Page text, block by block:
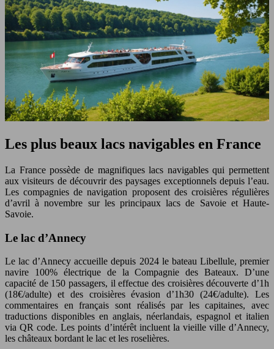
Les plus beaux lacs navigables en France
La France possède de magnifiques lacs navigables qui permettent
aux visiteurs de découvrir des paysages exceptionnels depuis l’eau.
Les compagnies de navigation proposent des croisières régulières
d’avril à novembre sur les principaux lacs de Savoie et Haute-
Savoie.
Le lac d’Annecy
Le lac d’Annecy accueille depuis 2024 le bateau Libellule, premier
navire 100% électrique de la Compagnie des Bateaux. D’une
capacité de 150 passagers, il effectue des croisières découverte d’1h
(18€/adulte) et des croisières évasion d’1h30 (24€/adulte). Les
commentaires en français sont réalisés par les capitaines, avec
traductions disponibles en anglais, néerlandais, espagnol et italien
via QR code. Les points d’intérêt incluent la vieille ville d’Annecy,
les châteaux bordant le lac et les roselières.